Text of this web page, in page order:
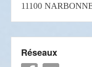
11100
Réseaux